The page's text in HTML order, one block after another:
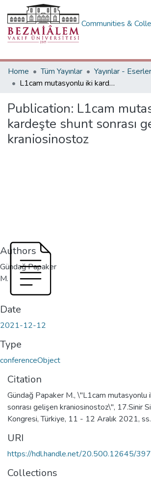
Communities &
Home
Tüm Yayınlar
Yayınlar - Eserler
L1cam mutasyonlu iki kardeşte shunt sonrası gelişen kraniosinostoz
Publication: L1cam
kardeşte shunt sonrası
kraniosinostoz
Authors
Gündağ Papaker
M.
Date
2021-12-12
Type
conferenceObject
Citation
Gündağ Papaker M., \"L1cam mutasyonlu
sonrası gelişen kraniosinostoz\", 17.Sinir
Kongresi, Türkiye, 11 - 12 Aralık 2021,
URI
https://hdl.handle.net/20.500.12645/
Collections